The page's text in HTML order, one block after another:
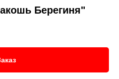
Берегиня"